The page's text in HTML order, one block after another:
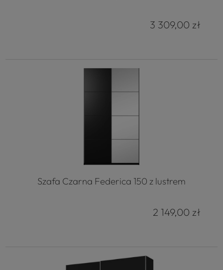
3 309,00 zł
Szafa Czarna Federica 150 z lustrem
2 149,00 zł